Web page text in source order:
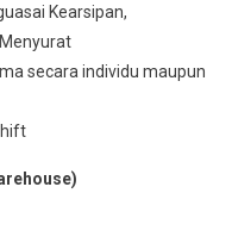
Kеаrѕіраn,
ѕесаrа іndіvіdu maupun